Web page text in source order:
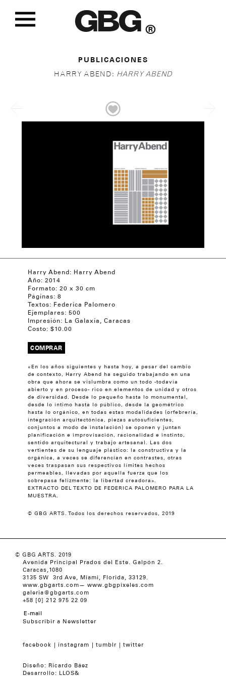
GBG ®
PUBLICACIONES
HARRY ABEND: HARRY ABEND
Harry Abend: Harry Abend
Año: 2014
Formato: 20 x 30 cm
Páginas: 8
Textos: Federica Palomero
Ejemplares: 500
Impresión: La Galaxia, Caracas
Costo: $10.00
COMPRAR
«En los años siguientes y hasta hoy, a pesar del cambio
de contexto, Harry Abend ha seguido trabajando en una
obra que ahora se vislumbra como un todo -todavía
abierto y en proceso- rico en elementos de unidad y otros
de diversidad. Desde lo pequeño hasta lo monumental,
desde lo íntimo hasta lo público, desde la geométrico
hasta lo orgánico, en todas estas modalidades (orfebrería,
integración arquitectónica, piezas autosuficientes,
conjuntos a modo de instalación) se oponen y juntan
planificación e improvisación, racionalidad e instinto,
sentido arquitectural y trabajo artesanal. Las dos
vertientes de su lenguaje plástico: la constructiva y la
orgánica, a veces se diferencian en contrastes, otras
veces traspasan sus respectivos límites hechos
permeables, llevadas por aquella fuerza que los
sobrepasa felizmente: la libertad creadora».
EXTRACTO DEL TEXTO DE FEDERICA PALOMERO PARA LA
MUESTRA.
© GBG ARTS. Todos los derechos reservados, 2019
© GBG ARTS. 2019
Avenida Principal Prados del Este. Galpón 2.
Caracas,1080
3135 SW 3rd Ave, Miami, Florida, 33129.
www.gbgarts.com— www.gbgpixeles.com
galeria@gbgarts.com
+58 [0] 212 975 22 09
Subscribir a Newsletter
facebook instagram tumblr twitter
Diseño:
Ricardo Báez
Desarrollo:
LLOS&